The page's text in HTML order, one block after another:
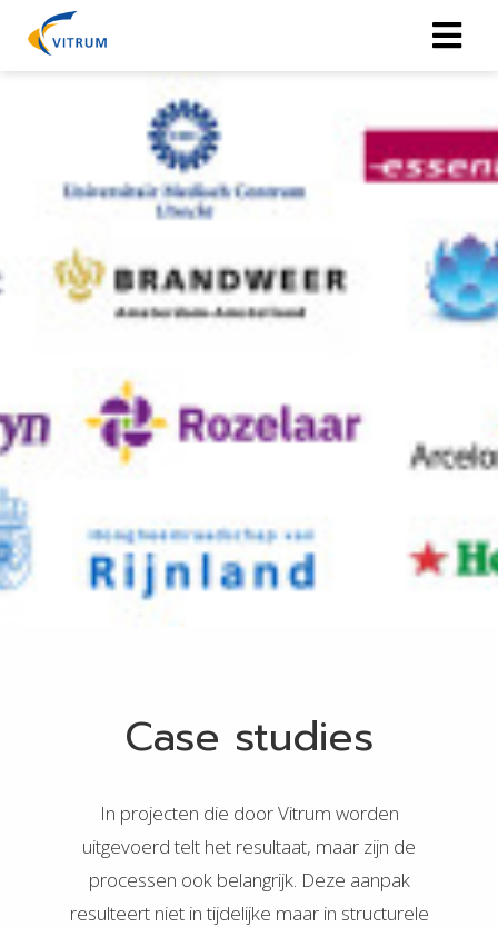
Case studies
In projecten die door Vitrum worden
uitgevoerd telt het resultaat, maar zijn de
processen ook belangrijk. Deze aanpak
resulteert niet in tijdelijke maar in structurele